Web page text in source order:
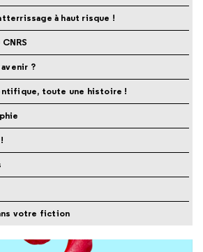
à haut risque !
?
toute une histoire !
votre fiction